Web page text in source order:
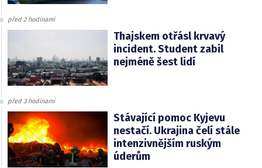
před 2 hodinami
Thajskem otřásl krvavý
incident. Student zabil
nejméně šest lidí
před 3 hodinami
Stávající pomoc Kyjevu
nestačí. Ukrajina čelí stále
intenzivnějším ruským
úderům